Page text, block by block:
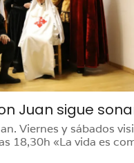
Juan sigue
Viernes y sábados
18,30h «La vida es